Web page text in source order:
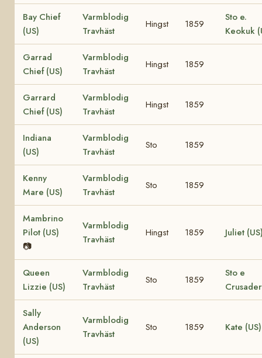
Bay Chief
(US)
Varmblodig
Travhäst
Hingst 1859
Sto e.
Keokuk
Garrad
Chief (US)
Varmblodig
Travhäst
Hingst 1859
Garrard
Chief (US)
Varmblodig
Travhäst
Hingst 1859
Indiana
(US)
Varmblodig
Travhäst
Sto 1859
Kenny
Mare (US)
Varmblodig
Travhäst
Sto 1859
Mambrino
Pilot (US)
📷
Varmblodig
Travhäst
Hingst 1859 Juliet
Queen
Lizzie (US)
Varmblodig
Travhäst
Sto 1859
Sto e
Sally
Anderson
(US)
Varmblodig
Travhäst
Sto 1859 Kate (US)